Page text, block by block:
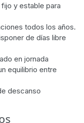
y estable para
todos los años.
de días libre
en jornada
equilibrio entre
descanso